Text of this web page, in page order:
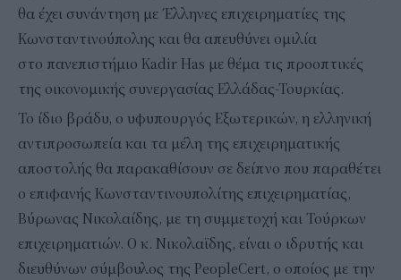
θα έχει συνάντηση με Έλληνες επιχειρηματίες της
Κωνσταντινούπολης και θα απευθύνει ομιλία
στο πανεπιστήμιο Kadir Has με θέμα τις προοπτικές
της οικονομικής συνεργασίας Ελλάδας-Τουρκίας.
Το ίδιο βράδυ, ο υφυπουργός Εξωτερικών, η ελληνική
αντιπροσωπεία και τα μέλη της επιχειρηματικής
αποστολής θα παρακαθίσουν σε δείπνο που παραθέτει
ο επιφανής Κωνσταντινουπολίτης επιχειρηματίας,
Βύρωνας Νικολαίδης, με τη συμμετοχή και Τούρκων
επιχειρηματιών. Ο κ. Νικολαϊδης, είναι ο ιδρυτής και
διευθύνων σύμβουλος της PeopleCert, ο οποίος με την